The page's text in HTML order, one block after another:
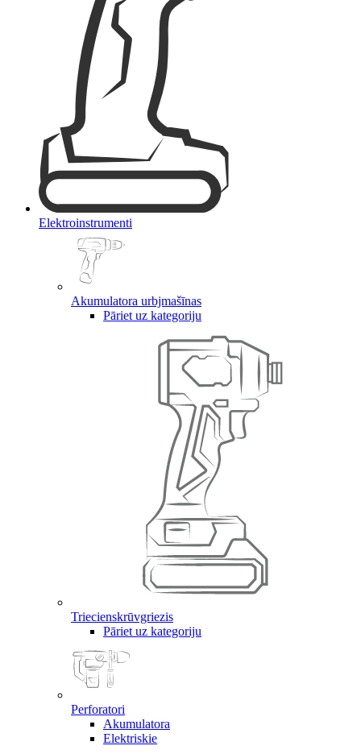
Elektroinstrumenti
Akumulatora urbjmašīnas
Pāriet uz kategoriju
Triecienskrūvgriezis
Pāriet uz kategoriju
Perforatori
Akumulatora
Elektriskie